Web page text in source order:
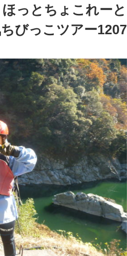
っとちょこれーと
びっこツアー1207